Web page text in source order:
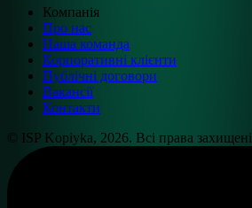
Компанія
Про нас
Наша команда
Корпоративні клієнти
Публічні договори
Вакансії
Контакти
© ISP Kopiyka, 2026. Всі права захищені